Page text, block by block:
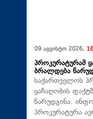
09 აგვისტო 2026,
პროკურატურამ
ბრალდება
საქართველოს
ყაჩაღობის
წარუდგინა.
პროკურატურა